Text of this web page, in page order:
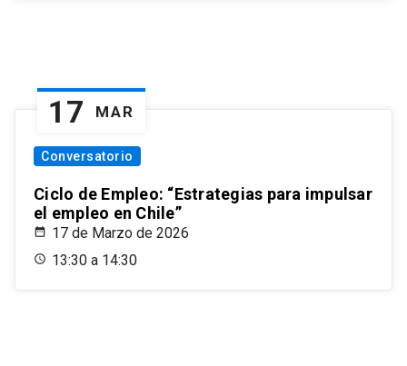
17 MAR
Conversatorio
Ciclo de Empleo: “Estrategias para impulsar
el empleo en Chile”
17 de Marzo de 2026
13:30 a 14:30